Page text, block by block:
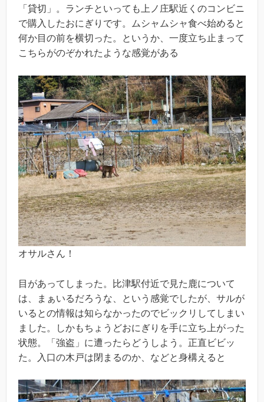
「貸切」。ランチといっても上ノ庄駅近くのコンビニ
で購入したおにぎりです。ムシャムシャ食べ始めると
何か目の前を横切った。というか、一度立ち止まって
こちらがのぞかれたような感覚がある
オサルさん！
目があってしまった。比津駅付近で見た鹿について
は、まぁいるだろうな、という感覚でしたが、サルが
いるとの情報は知らなかったのでビックリしてしまい
ました。しかもちょうどおにぎりを手に立ち上がった
状態。「強盗」に遭ったらどうしよう。正直ビビッ
た。入口の木戸は閉まるのか、などと身構えると